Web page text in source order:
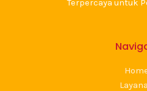
Terpercaya untuk